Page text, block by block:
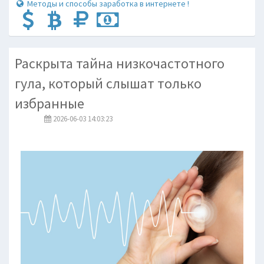
Методы и способы заработка в интернете !
Раскрыта тайна низкочастотного
гула, который слышат только
избранные
2026-06-03 14:03:23